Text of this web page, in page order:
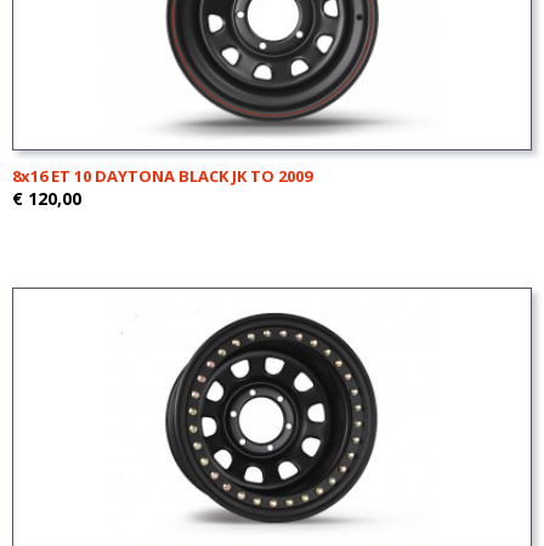
8x16 ET 10 DAYTONA BLACK JK TO 2009
€ 120,00